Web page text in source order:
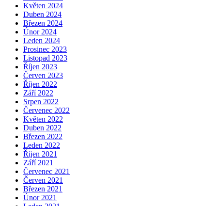
Květen 2024
Duben 2024
Březen 2024
Únor 2024
Leden 2024
Prosinec 2023
Listopad 2023
Říjen 2023
Červen 2023
Říjen 2022
Září 2022
Srpen 2022
Červenec 2022
Květen 2022
Duben 2022
Březen 2022
Leden 2022
Říjen 2021
Září 2021
Červenec 2021
Červen 2021
Březen 2021
Únor 2021